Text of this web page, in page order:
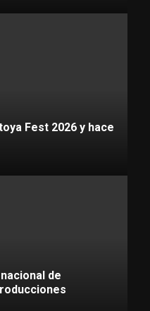
Fest 2026 y hace
de